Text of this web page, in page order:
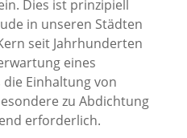
Dies ist prinzipiell
in unseren Städten
seit Jahrhunderten
eines
Einhaltung von
zu Abdichtung
erforderlich.